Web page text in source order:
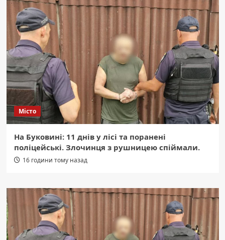
Місто
На Буковині: 11 днів у лісі та поранені
поліцейські. Злочинця з рушницею спіймали.
16 години тому назад